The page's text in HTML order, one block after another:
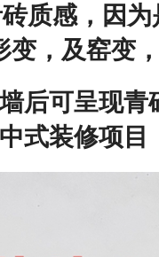
质感，因
变，及窑变，
后可呈现
中式装修项目